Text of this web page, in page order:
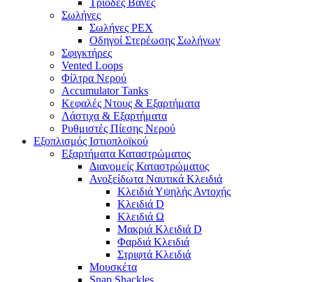
Τρίοδες Βάνες
Σωλήνες
Σωλήνες PEX
Οδηγοί Στερέωσης Σωλήνων
Σφιγκτήρες
Vented Loops
Φίλτρα Νερού
Accumulator Tanks
Κεφαλές Ντους & Εξαρτήματα
Λάστιχα & Εξαρτήματα
Ρυθμιστές Πίεσης Νερού
Εξοπλισμός Ιστιοπλοϊκού
Εξαρτήματα Καταστρώματος
Διανομείς Καταστρώματος
Ανοξείδωτα Ναυτικά Κλειδιά
Κλειδιά Υψηλής Αντοχής
Κλειδιά D
Κλειδιά Ω
Μακριά Κλειδιά D
Φαρδιά Κλειδιά
Στριφτά Κλειδιά
Μουσκέτα
Snap Shackles